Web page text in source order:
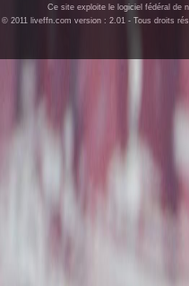
Ce site exploite le logiciel fédéral de
© 2011 liveffn.com version : 2.01 - Tous droits